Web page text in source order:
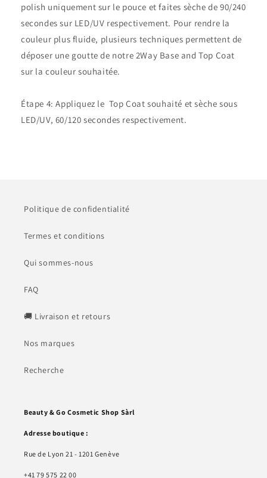
polish uniquement sur le pouce et faites sèche de 90/240
secondes sur LED/UV respectivement. Pour rendre la
couleur plus fluide, plusieurs techniques permettent de
déposer une goutte de notre 2Way Base and Top Coat
sur la couleur souhaitée.
Étape 4: Appliquez le Top Coat souhaité et sèche sous
LED/UV, 60/120 secondes respectivement.
Politique de confidentialité
Termes et conditions
Qui sommes-nous
FAQ
🚚 Livraison et retours
Nos marques
Recherche
Beauty & Go Cosmetic Shop Sàrl
Adresse boutique :
Rue de Lyon 21 - 1201 Genève
+41 79 575 22 00